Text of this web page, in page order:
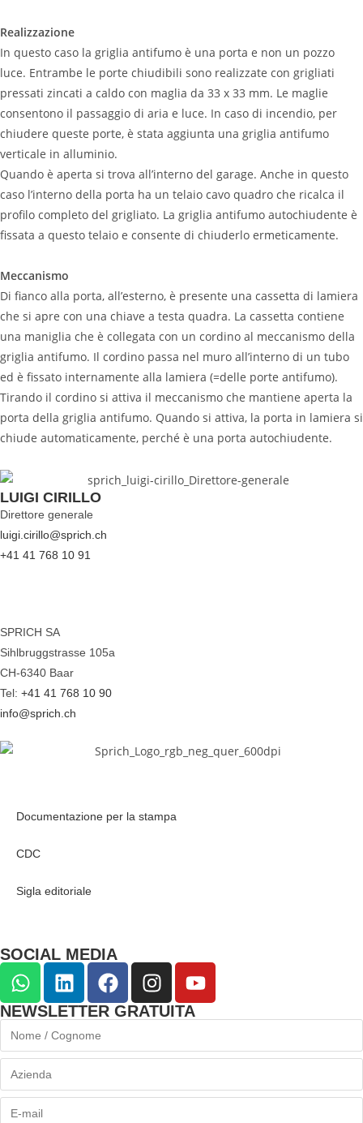
Realizzazione
In questo caso la griglia antifumo è una porta e non un pozzo
luce. Entrambe le porte chiudibili sono realizzate con grigliati
pressati zincati a caldo con maglia da 33 x 33 mm. Le maglie
consentono il passaggio di aria e luce. In caso di incendio, per
chiudere queste porte, è stata aggiunta una griglia antifumo
verticale in alluminio.
Quando è aperta si trova all’interno del garage. Anche in questo
caso l’interno della porta ha un telaio cavo quadro che ricalca il
profilo completo del grigliato. La griglia antifumo autochiudente è
fissata a questo telaio e consente di chiuderlo ermeticamente.
Meccanismo
Di fianco alla porta, all’esterno, è presente una cassetta di lamiera
che si apre con una chiave a testa quadra. La cassetta contiene
una maniglia che è collegata con un cordino al meccanismo della
griglia antifumo. Il cordino passa nel muro all’interno di un tubo
ed è fissato internamente alla lamiera (=delle porte antifumo).
Tirando il cordino si attiva il meccanismo che mantiene aperta la
porta della griglia antifumo. Quando si attiva, la porta in lamiera si
chiude automaticamente, perché è una porta autochiudente.
LUIGI CIRILLO
Direttore generale
luigi.cirillo@sprich.ch
+41 41 768 10 91
SPRICH SA
Sihlbruggstrasse 105a
CH-6340 Baar
Tel: +41 41 768 10 90
info@sprich.ch
Documentazione per la stampa
CDC
Sigla editoriale
SOCIAL MEDIA
NEWSLETTER GRATUITA